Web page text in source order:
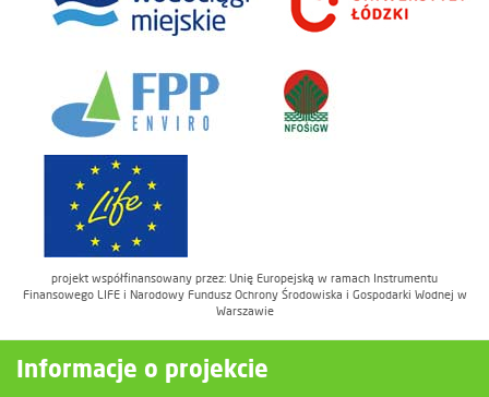
projekt współfinansowany przez: Unię Europejską w ramach Instrumentu
Finansowego LIFE i Narodowy Fundusz Ochrony Środowiska i Gospodarki Wodnej w
Warszawie
Informacje o projekcie